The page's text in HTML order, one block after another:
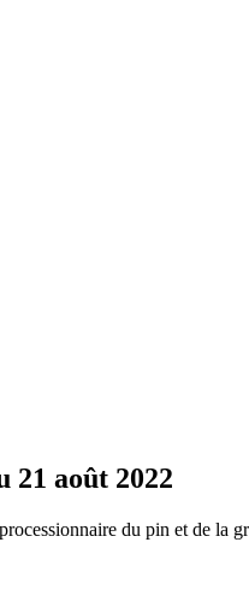
21 août 2022
du pin et de la